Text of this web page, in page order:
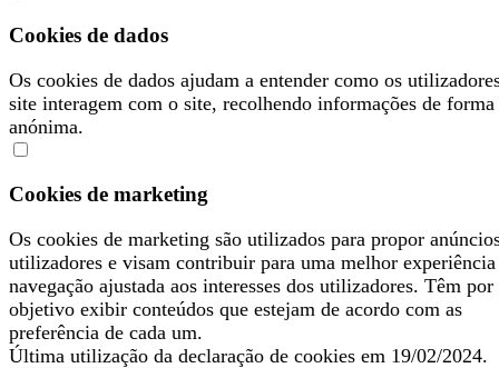
Cookies de dados
Os cookies de dados ajudam a entender como os
site interagem com o site, recolhendo informações de forma
anónima.
Cookies de marketing
Os cookies de marketing são utilizados para propor
utilizadores e visam contribuir para uma melhor experiência
navegação ajustada aos interesses dos utilizadores. Têm por
objetivo exibir conteúdos que estejam de acordo com as
preferência de cada um.
Última utilização da declaração de cookies em 19/02/2024.